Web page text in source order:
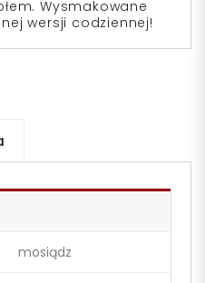
Wysmakowane
wersji codziennej!
mosiądz